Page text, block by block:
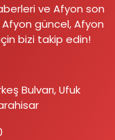
ve Afyon son
güncel, Afyon
bizi takip edin!
Bulvarı, Ufuk